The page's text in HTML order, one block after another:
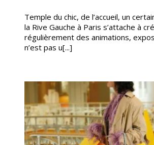
Temple du chic, de l’accueil, un
la Rive Gauche à Paris s’attache à
régulièrement des animations,
n’est pas u[...]